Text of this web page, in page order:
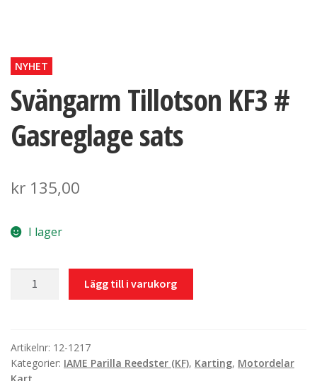
NYHET
Svängarm Tillotson KF3 #
Gasreglage sats
kr 135,00
I lager
Svängarm
Gasreglage
sats
Lägg till i varukorg
Artikelnr: 12-1217
Kategorier: IAME Parilla Reedster (KF), Karting, Motordelar